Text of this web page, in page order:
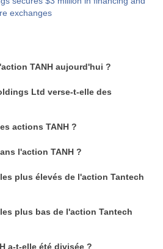
exchanges
TANH aujourd'hui ?
Ltd verse-t-elle des
actions TANH ?
l'action TANH ?
plus élevés de l'action Tantech
plus bas de l'action Tantech
a-t-elle été divisée ?